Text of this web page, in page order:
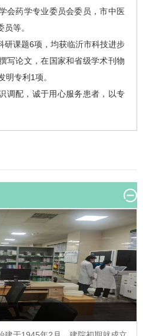
会药学专业委员会委员，市中医
等。
研课题6项，均获临沂市科技进步
写论文，在国家和省级学术刊物
明专利1项。
调配，诚于用心服务患者，以专